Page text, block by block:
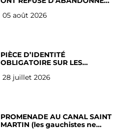
05 août 2026
PIÈCE D’IDENTITÉ
OBLIGATOIRE SUR LES
Français
28 juillet 2026
PROMENADE AU CANAL SAINT
MARTIN (les gauchistes ne